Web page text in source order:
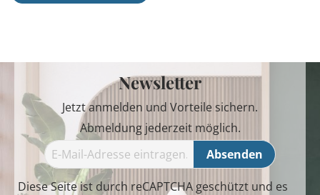
Newsletter
Jetzt anmelden und Vorteile sichern.
Abmeldung jederzeit möglich.
Absenden
Diese Seite ist durch reCAPTCHA geschützt und es